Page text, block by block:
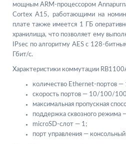
мощным ARM-процессором
Cortex A15, работающими на
плате также имеется 1 ГБ
хранилища, что позволяет ему
IPsec по алгоритму AES с 128-
Гбит/с.
Характеристики коммутации
количество Ethernet-портов —
скорость портов — 10/100/
максимальная пропускная
поддержка сквозного режима
microSD-слот — 1;
порт управления —